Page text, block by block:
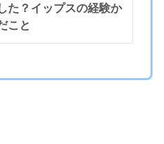
た？イップスの経験か
こと